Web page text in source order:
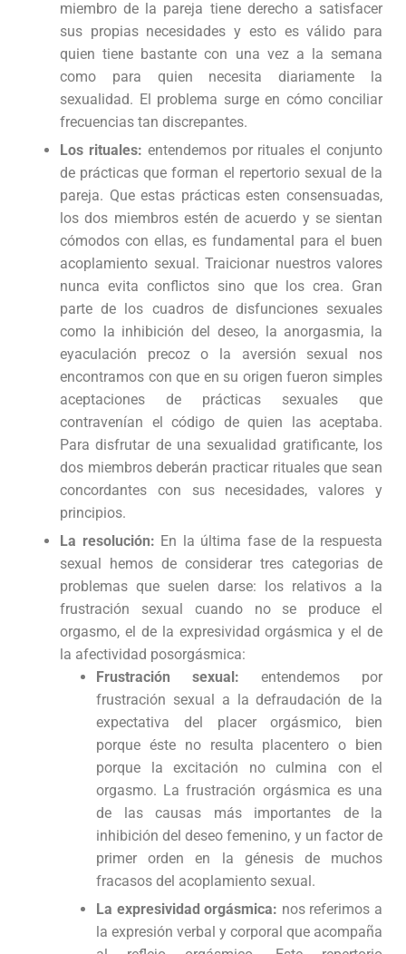
miembro de la pareja tiene derecho a satisfacer
sus propias necesidades y esto es válido para
quien tiene bastante con una vez a la semana
como para quien necesita diariamente la
sexualidad. El problema surge en cómo conciliar
frecuencias tan discrepantes.
Los rituales: entendemos por rituales el conjunto
de prácticas que forman el repertorio sexual de la
pareja. Que estas prácticas esten consensuadas,
los dos miembros estén de acuerdo y se sientan
cómodos con ellas, es fundamental para el buen
acoplamiento sexual. Traicionar nuestros valores
nunca evita conflictos sino que los crea. Gran
parte de los cuadros de disfunciones sexuales
como la inhibición del deseo, la anorgasmia, la
eyaculación precoz o la aversión sexual nos
encontramos con que en su origen fueron simples
aceptaciones de prácticas sexuales que
contravenían el código de quien las aceptaba.
Para disfrutar de una sexualidad gratificante, los
dos miembros deberán practicar rituales que sean
concordantes con sus necesidades, valores y
principios.
La resolución: En la última fase de la respuesta
sexual hemos de considerar tres categorias de
problemas que suelen darse: los relativos a la
frustración sexual cuando no se produce el
orgasmo, el de la expresividad orgásmica y el de
la afectividad posorgásmica:
Frustración sexual: entendemos por
frustración sexual a la defraudación de la
expectativa del placer orgásmico, bien
porque éste no resulta placentero o bien
porque la excitación no culmina con el
orgasmo. La frustración orgásmica es una
de las causas más importantes de la
inhibición del deseo femenino, y un factor de
primer orden en la génesis de muchos
fracasos del acoplamiento sexual.
La expresividad orgásmica: nos referimos a
la expresión verbal y corporal que acompaña